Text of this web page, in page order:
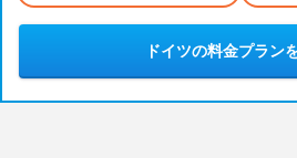
ドイツの料金プラン